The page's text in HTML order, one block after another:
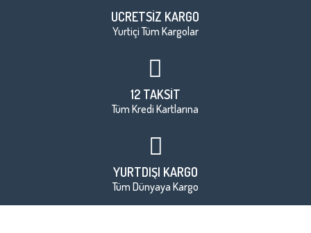
ÜCRETSİZ KARGO
Yurtiçi Tüm Kargolar
12 TAKSİT
Tüm Kredi Kartlarına
YURTDIŞI KARGO
Tüm Dünyaya Kargo